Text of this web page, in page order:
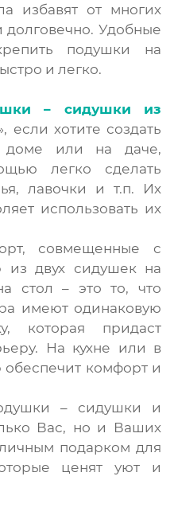
избавят от многих
долговечно. Удобные
подушки на
и легко.
– сидушки из
если хотите создать
доме или на даче,
легко сделать
лавочки и т.п. Их
использовать их
совмещенные с
из двух сидушек на
стол – это то, что
имеют одинаковую
которая придаст
На кухне или в
обеспечит комфорт и
– сидушки и
Вас, но и Ваших
подарком для
ценят уют и